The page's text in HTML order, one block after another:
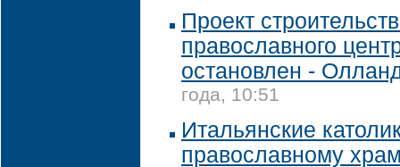
Проект
православного
остановлен -
года, 10:51
Итальянские
православному